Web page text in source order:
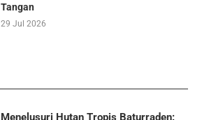
Tangan
29 Jul 2026
Menelusuri Hutan Tropis Baturraden: